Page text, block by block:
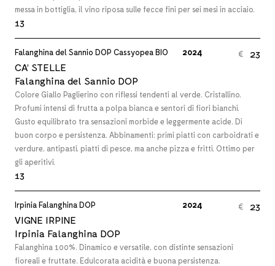
messa in bottiglia, il vino riposa sulle fecce fini per sei mesi in acciaio.
13
Falanghina del Sannio DOP Cassyopea BIO 2024 €
23
CA’ STELLE
Falanghina del Sannio DOP
Colore Giallo Paglierino con riflessi tendenti al verde. Cristallino.
Profumi intensi di frutta a polpa bianca e sentori di fiori bianchi.
Gusto equilibrato tra sensazioni morbide e leggermente acide. Di
buon corpo e persistenza. Abbinamenti: primi piatti con carboidrati e
verdure, antipasti, piatti di pesce, ma anche pizza e fritti. Ottimo per
gli aperitivi.
13
Irpinia Falanghina DOP 2024 €
23
VIGNE IRPINE
Irpinia Falanghina DOP
Falanghina 100%. Dinamico e versatile, con distinte sensazioni
fioreali e fruttate. Edulcorata acidità e buona persistenza.